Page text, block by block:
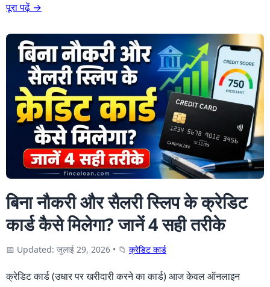
पूरा पढ़ें →
बिना नौकरी और सैलरी स्लिप के क्रेडिट
कार्ड कैसे मिलेगा? जानें 4 सही तरीके
📅 Updated: जुलाई 29, 2026 • 📁 क्रेडिट कार्ड
क्रेडिट कार्ड (उधार पर खरीदारी करने का कार्ड) आज केवल ऑनलाइन